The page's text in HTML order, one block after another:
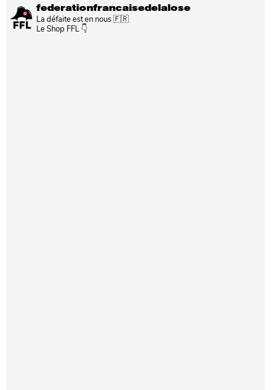
federationfrancaisedelalose
La défaite est en nous 🇫🇷
Le Shop FFL 👇